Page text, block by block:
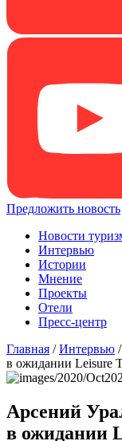
Предложить новость
Новости
Интервью
Истории
Мнение
Проекты
Отели
Пресс-центр
Главная /Интервью /
в ожидании Leisure
Арсений
в ожидании